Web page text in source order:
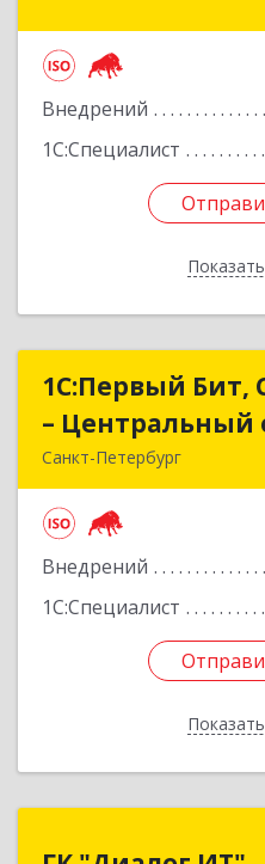
Внедрений
1С:Специалист
1С:Первый Бит,
– Центральный
Санкт-Петербург
Внедрений
1С:Специалист
1С:Первый Бит,
–